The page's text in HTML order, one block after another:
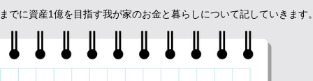
に資産1億を目指す我が家のお金と暮らしについて記していきます。